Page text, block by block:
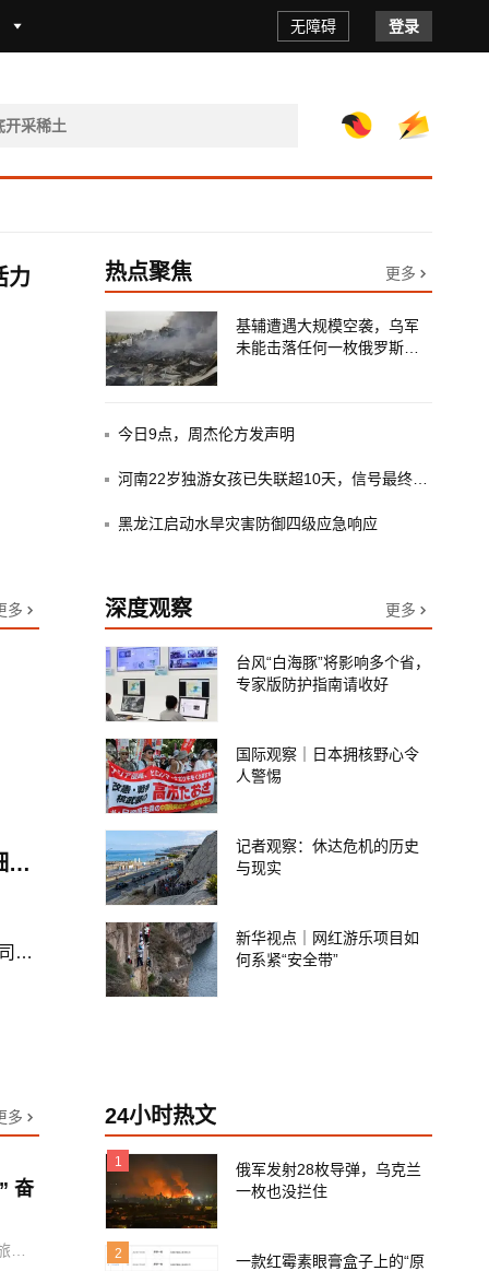
登录
无障碍
学习新语·铸魂强党｜持之以恒推进全
力
多
协议接近达成，伊朗披露海峡新航道通行细节，美方再提“倒计时”
泰国机场最新回应：拒绝22名中国乘客登机决定由航司作出，乘客能否获退款、赔偿或其他补救措施，需联系航司
热点聚焦 更多
基辅遭遇大规模空袭，乌军
未能击落任何一枚俄罗斯导
今日9点，周杰伦方发声明
黑龙江启动水旱灾害防御四级应急响应
深度观察 更多
台风“白海豚”将影响多个省，
专家版防护指南请收好
国际观察｜日本拥核野心令
人警惕
记者观察：休达危机的历史
与现实
新华视点｜网红游乐项目如
何系紧“安全带”
多
奋
24小时热文
1
俄军发射28枚导弹，乌克兰
一枚也没拦住
2
一款红霉素眼膏盒子上的“原